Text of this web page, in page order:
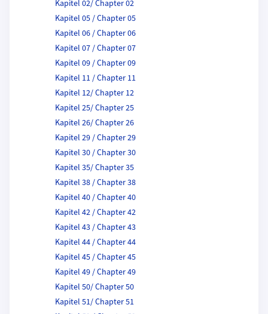
Kapitel 02/ Chapter 02
Kapitel 05 / Chapter 05
Kapitel 06 / Chapter 06
Kapitel 07 / Chapter 07
Kapitel 09 / Chapter 09
Kapitel 11 / Chapter 11
Kapitel 12/ Chapter 12
Kapitel 25/ Chapter 25
Kapitel 26/ Chapter 26
Kapitel 29 / Chapter 29
Kapitel 30 / Chapter 30
Kapitel 35/ Chapter 35
Kapitel 38 / Chapter 38
Kapitel 40 / Chapter 40
Kapitel 42 / Chapter 42
Kapitel 43 / Chapter 43
Kapitel 44 / Chapter 44
Kapitel 45 / Chapter 45
Kapitel 49 / Chapter 49
Kapitel 50/ Chapter 50
Kapitel 51/ Chapter 51